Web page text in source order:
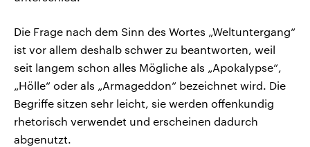
Die Frage nach dem Sinn des Wortes „Weltuntergang“
ist vor allem deshalb schwer zu beantworten, weil
seit langem schon alles Mögliche als „Apokalypse“,
„Hölle“ oder als „Armageddon“ bezeichnet wird. Die
Begriffe sitzen sehr leicht, sie werden offenkundig
rhetorisch verwendet und erscheinen dadurch
abgenutzt.